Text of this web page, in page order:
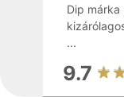
Dip
...
9.7